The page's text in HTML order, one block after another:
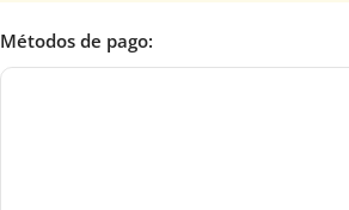
Métodos de pago: